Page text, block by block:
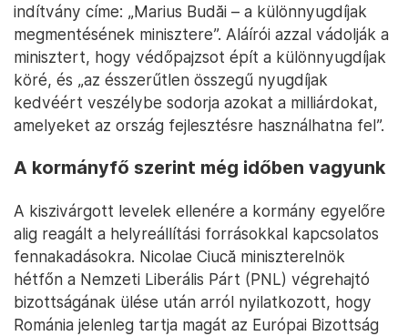
indítvány címe: „Marius Budăi – a különnyugdíjak
megmentésének minisztere”. Aláírói azzal vádolják a
minisztert, hogy védőpajzsot épít a különnyugdíjak
köré, és „az ésszerűtlen összegű nyugdíjak
kedvéért veszélybe sodorja azokat a milliárdokat,
amelyeket az ország fejlesztésre használhatna fel”.
A kormányfő szerint még időben vagyunk
A kiszivárgott levelek ellenére a kormány egyelőre
alig reagált a helyreállítási forrásokkal kapcsolatos
fennakadásokra. Nicolae Ciucă miniszterelnök
hétfőn a Nemzeti Liberális Párt (PNL) végrehajtó
bizottságának ülése után arról nyilatkozott, hogy
Románia jelenleg tartja magát az Európai Bizottság